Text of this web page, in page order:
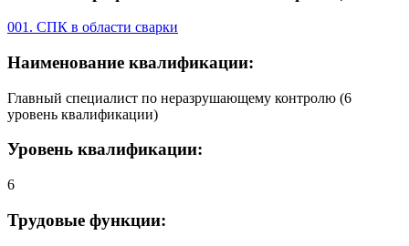
001. СПК в области сварки
Наименование квалификации:
Главный специалист по неразрушающему контролю (6
уровень квалификации)
Уровень квалификации:
6
Трудовые функции: